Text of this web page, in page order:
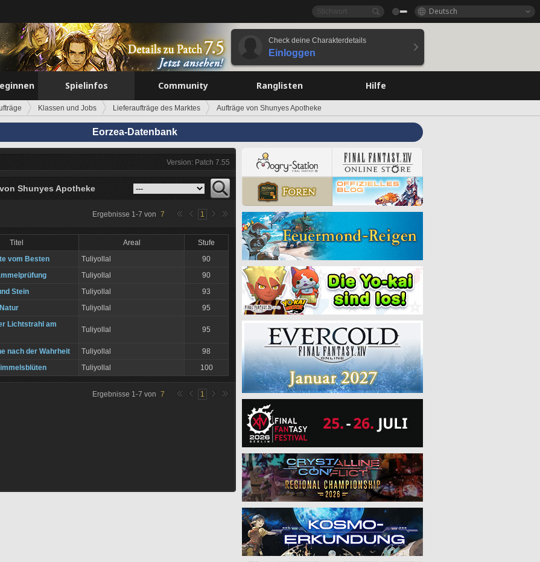
Deutsch
Check deine Charakterdetails
Einloggen
Spielinfos Community Ranglisten Hilfe
Klassen und Jobs Lieferaufträge des Marktes Aufträge von Shunyes Apotheke
Eorzea-Datenbank
Version: Patch 7.55
Shunyes Apotheke
Ergebnisse 1-7 von 7 1
Titel Areal
Stufe
vom Besten
Tuliyollal
90
Tuliyollal
90
Stein
Tuliyollal
93
Tuliyollal
95
Lichtstrahl am
Tuliyollal 95
nach der Wahrheit Tuliyollal
98
Tuliyollal 100
Ergebnisse 1-7 von 7 1